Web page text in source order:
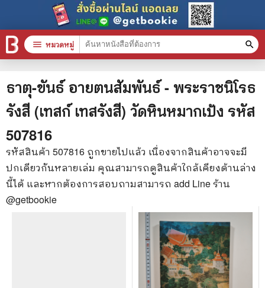
ธาตุ-ขันธ์ อายตนสัมพันธ์ - พระราชนิโรธ
รังสี (เทสก์ เทสรังสี) วัดหินหมากเป้ง รหัส
507816
รหัสสินค้า 507816 ถูกขายไปแล้ว เนื่องจากสินค้าอาจจะมี
ปกเดียวกันหลายเล่ม คุณสามารถดูสินค้าใกล้เคียงด้านล่าง
นี้ได้ และหากต้องการสอบถามสามารถ add Line ร้าน
@getbookie
menu หมวดหมู่ search
หมวดหมู่สินค้า clear
หนังสือทั้งหมด
stars สินค้าใช้เฉพาะแต้มเท่านั้น
📚 หนังสือทั่วไป
🦄 วรรณกรรม นิยาย เรื่องสั้น